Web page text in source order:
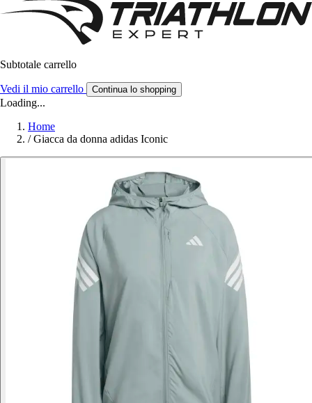
Subtotale carrello
Vedi il mio carrello Continua lo shopping
Loading...
Home
/ Giacca da donna adidas Iconic